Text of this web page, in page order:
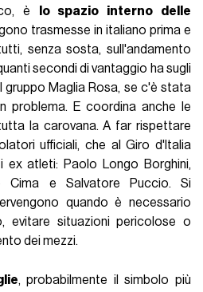
è
lo spazio interno delle
trasmesse in italiano prima e
senza sosta, sull'andamento
secondi di vantaggio ha sugli
gruppo Maglia Rosa, se c'è stata
problema. E coordina anche le
la carovana. A far rispettare
ufficiali, che al Giro d'Italia
atleti: Paolo Longo Borghini,
Cima e Salvatore Puccio. Si
quando è necessario
evitare situazioni pericolose o
dei mezzi.
, probabilmente il simbolo più